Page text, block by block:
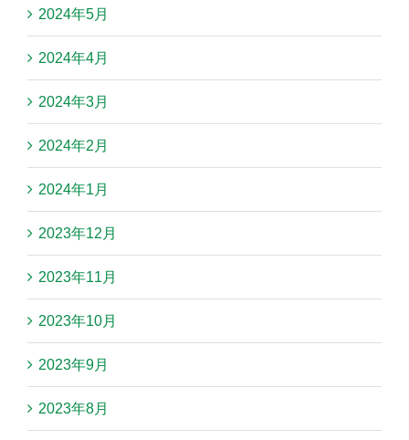
2024年5月
2024年4月
2024年3月
2024年2月
2024年1月
2023年12月
2023年11月
2023年10月
2023年9月
2023年8月